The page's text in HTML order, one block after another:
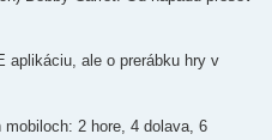
aplikáciu, ale o prerábku hry v
2 hore, 4 dolava, 6